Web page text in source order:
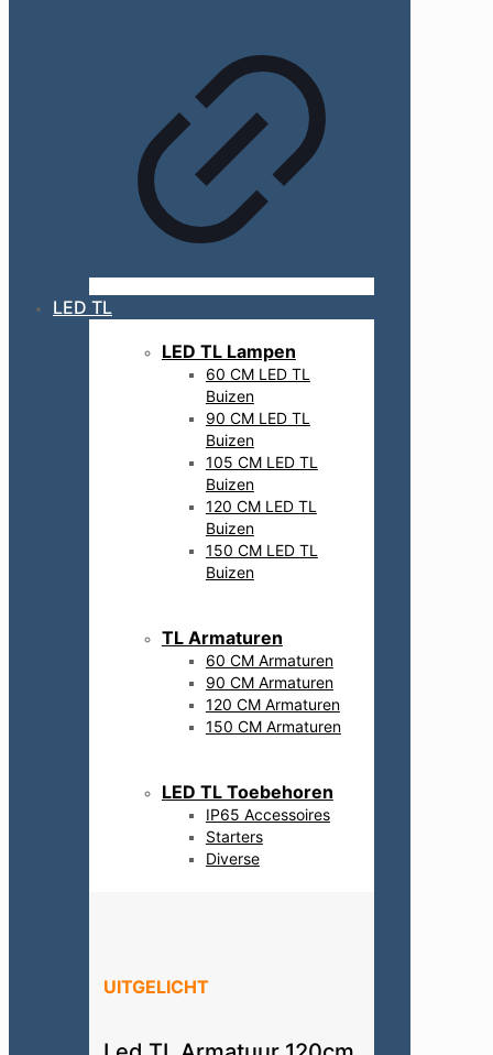
LED TL
LED TL Lampen
60 CM LED TL
Buizen
90 CM LED TL
Buizen
105 CM LED TL
Buizen
120 CM LED TL
Buizen
150 CM LED TL
Buizen
TL Armaturen
60 CM Armaturen
90 CM Armaturen
120 CM Armaturen
150 CM Armaturen
LED TL Toebehoren
IP65 Accessoires
Starters
Diverse
UITGELICHT